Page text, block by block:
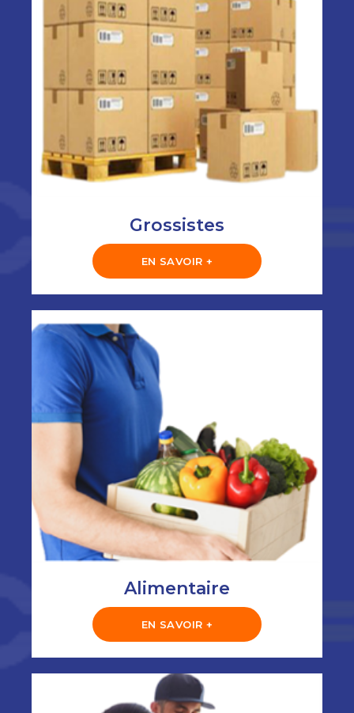
Grossistes
EN SAVOIR +
Alimentaire
EN SAVOIR +